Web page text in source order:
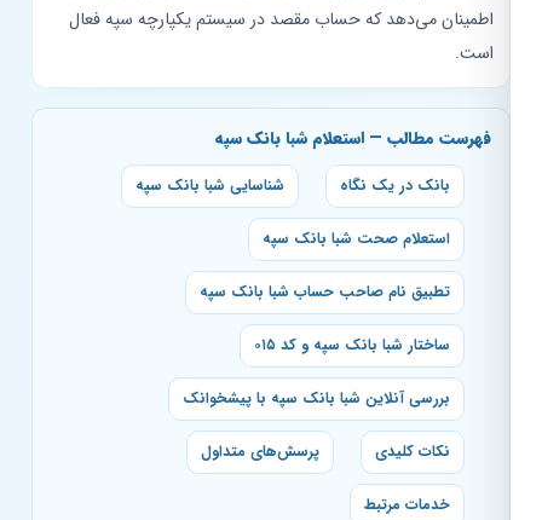
اطمینان می‌دهد که حساب مقصد در سیستم یکپارچه سپه فعال
است.
فهرست مطالب — استعلام شبا بانک سپه
بانک در یک نگاه شناسایی شبا بانک سپه
استعلام صحت شبا بانک سپه
تطبیق نام صاحب حساب شبا بانک سپه
ساختار شبا بانک سپه و کد ۰۱۵
بررسی آنلاین شبا بانک سپه با پیشخوانک
نکات کلیدی پرسش‌های متداول
خدمات مرتبط